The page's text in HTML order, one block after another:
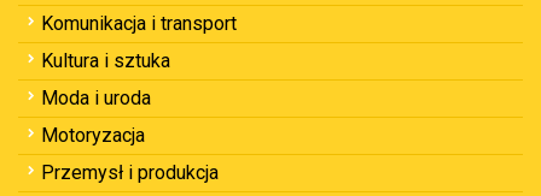
Komunikacja i transport
Kultura i sztuka
Moda i uroda
Motoryzacja
Przemysł i produkcja